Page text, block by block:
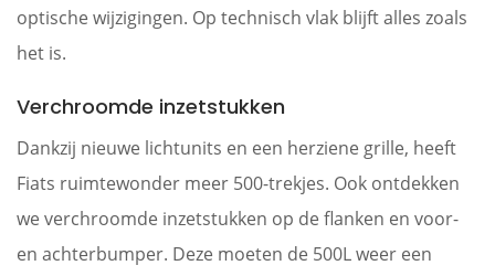
optische wijzigingen. Op technisch vlak blijft alles zoals
het is.
Verchroomde inzetstukken
Dankzij nieuwe lichtunits en een herziene grille, heeft
Fiats ruimtewonder meer 500-trekjes. Ook ontdekken
we verchroomde inzetstukken op de flanken en voor-
en achterbumper. Deze moeten de 500L weer een